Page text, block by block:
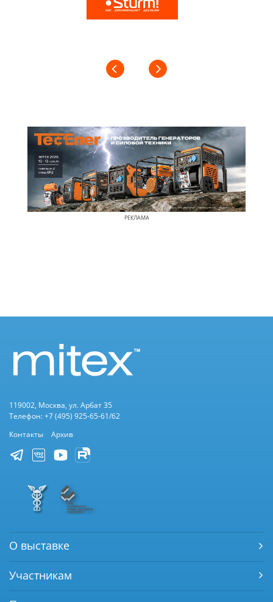
РЕКЛАМА
119002, Москва, ул. Арбат 35
Телефон: +7 (495) 925-65-61/62
Контакты
Архив
О выставке
Участникам